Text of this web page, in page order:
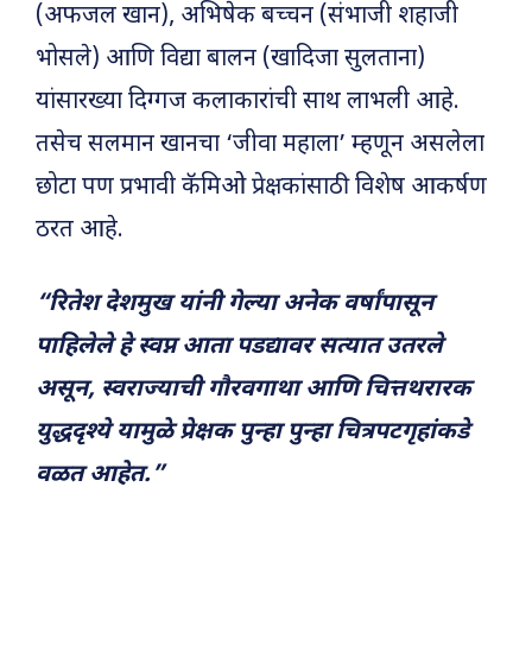
(अफजल खान), अभिषेक बच्चन (संभाजी शहाजी
भोसले) आणि विद्या बालन (खादिजा सुलताना)
यांसारख्या दिग्गज कलाकारांची साथ लाभली आहे.
तसेच सलमान खानचा ‘जीवा महाला’ म्हणून असलेला
छोटा पण प्रभावी कॅमिओ प्रेक्षकांसाठी विशेष आकर्षण
ठरत आहे.
“रितेश देशमुख यांनी गेल्या अनेक वर्षांपासून
पाहिलेले हे स्वप्न आता पडद्यावर सत्यात उतरले
असून, स्वराज्याची गौरवगाथा आणि चित्तथरारक
युद्धदृश्ये यामुळे प्रेक्षक पुन्हा पुन्हा चित्रपटगृहांकडे
वळत आहेत.”